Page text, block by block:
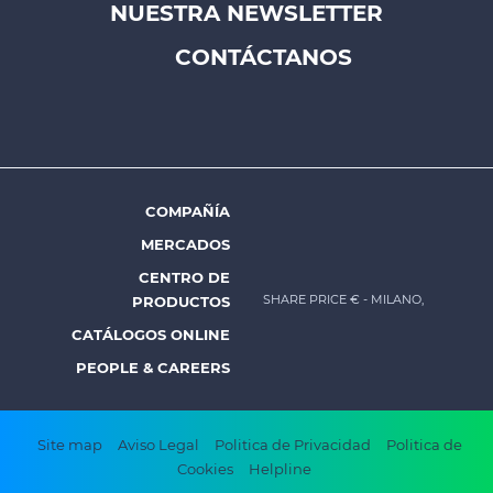
Footer
Prysmian
NUESTRA NEWSLETTER
CONTÁCTANOS
Footer
menu
Prysmian
COMPAÑÍA
MERCADOS
CENTRO DE
PRODUCTOS
CATÁLOGOS ONLINE
PEOPLE & CAREERS
SHARE PRICE € - MILANO,
Footer
Site map Aviso Legal Politica de Privacidad
Politica de
Cookies
Helpline